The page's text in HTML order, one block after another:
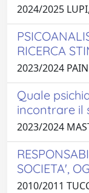
2024/2025
RICERCA
2023/2024
Quale
incontrare il
2023/2024
SOCIETA',
2010/2011